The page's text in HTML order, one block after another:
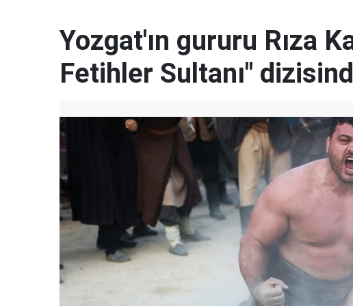
Yozgat'ın gururu Rıza
Fetihler Sultanı"